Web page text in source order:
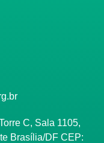
C, Sala 1105,
Brasília/DF CEP: